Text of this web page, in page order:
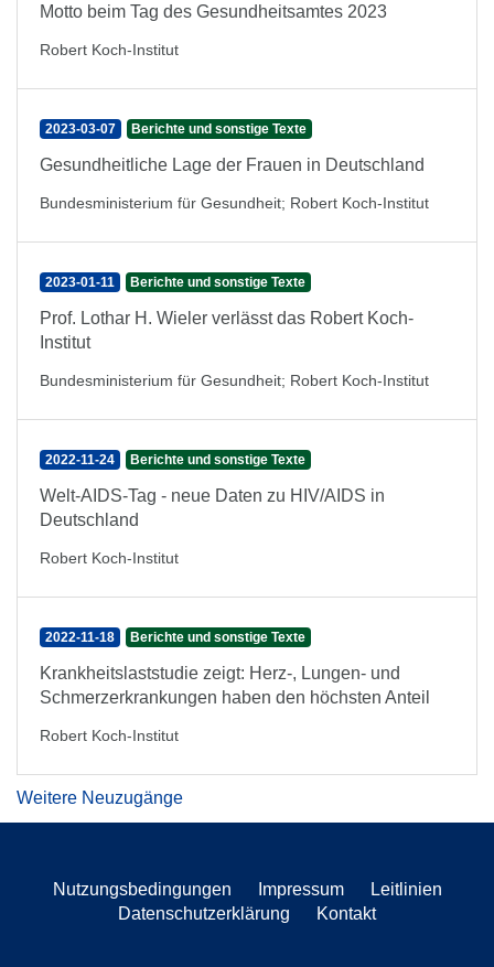
Motto beim Tag des Gesundheitsamtes 2023
Robert Koch-Institut
2023-03-07 Berichte und sonstige Texte
Gesundheitliche Lage der Frauen in Deutschland
Bundesministerium für Gesundheit; Robert Koch-Institut
2023-01-11 Berichte und sonstige Texte
Prof. Lothar H. Wieler verlässt das Robert Koch-
Institut
Bundesministerium für Gesundheit; Robert Koch-Institut
2022-11-24 Berichte und sonstige Texte
Welt-AIDS-Tag - neue Daten zu HIV/AIDS in
Deutschland
Robert Koch-Institut
2022-11-18 Berichte und sonstige Texte
Krankheitslaststudie zeigt: Herz-, Lungen- und
Schmerzerkrankungen haben den höchsten Anteil
Robert Koch-Institut
Weitere Neuzugänge
Nutzungsbedingungen Impressum
Leitlinien
Datenschutzerklärung
Kontakt